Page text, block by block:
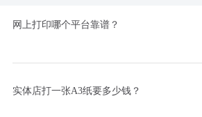
网上打印哪个平台靠谱？
实体店打一张A3纸要多少钱？